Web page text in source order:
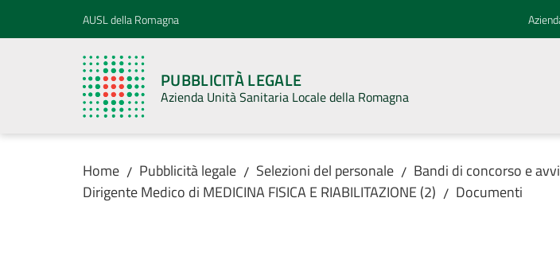
Vai al contenuto
Vai alla navigazioneAUSL della Romagna
PUBBLICITÀ LEGALE
Azienda Unità Sanitaria Locale della Romagna
Home / Pubblicità legale / Selezioni del personale / Bandi di concorso e
Dirigente Medico di MEDICINA FISICA E RIABILITAZIONE (2) / Documenti